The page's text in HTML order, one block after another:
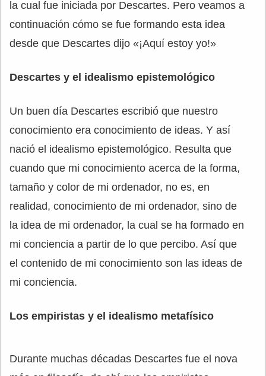
la cual fue iniciada por Descartes. Pero veamos a
continuación cómo se fue formando esta idea
desde que Descartes dijo «¡Aquí estoy yo!»
Descartes y el idealismo epistemológico
Un buen día Descartes escribió que nuestro
conocimiento era conocimiento de ideas. Y así
nació el idealismo epistemológico. Resulta que
cuando que mi conocimiento acerca de la forma,
tamaño y color de mi ordenador, no es, en
realidad, conocimiento de mi ordenador, sino de
la idea de mi ordenador, la cual se ha formado en
mi conciencia a partir de lo que percibo. Así que
el contenido de mi conocimiento son las ideas de
mi conciencia.
Los empiristas y el idealismo metafísico
Durante muchas décadas Descartes fue el nova